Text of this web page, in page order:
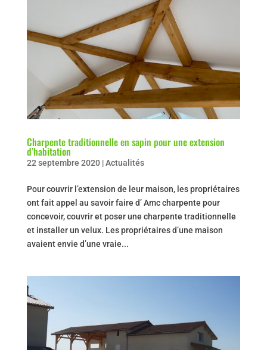
Charpente traditionnelle en sapin pour une extension
d’habitation
22 septembre 2020|Actualités
Pour couvrir l’extension de leur maison, les propriétaires
ont fait appel au savoir faire d’ Amc charpente pour
concevoir, couvrir et poser une charpente traditionnelle
et installer un velux. Les propriétaires d’une maison
avaient envie d’une vraie...